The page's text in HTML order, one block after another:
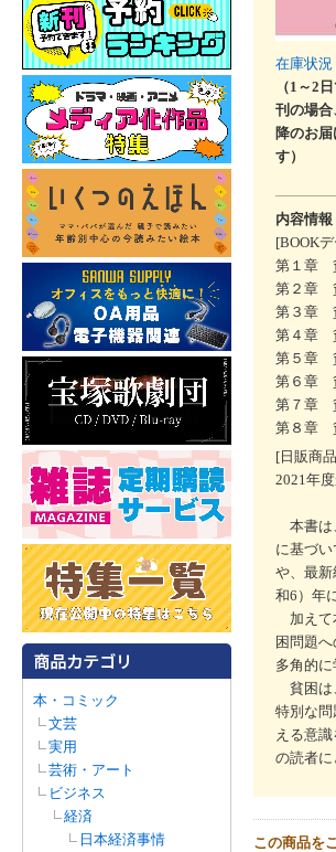
本・コミック
文芸
実用
芸術・アート
ビジネス
経済
日本経済事情
在庫状況
（1～2
刊の場合
降のお届
す）
内容情報
[BOOK
第１章
第２章
第３章
第４章
第５章
第６章
第７章
第８章
[日販商
2021年
本書は
に基づ
や、最
和6）年
加えて
困問題
多角的に
貧困は
特別な
える意
の読者に
この商品を